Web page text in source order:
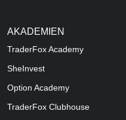
AKADEMIEN
TraderFox Academy
SheInvest
Option Academy
TraderFox Clubhouse